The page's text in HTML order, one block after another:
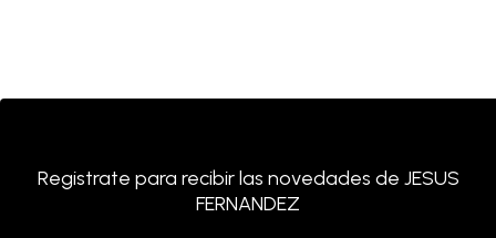
Registrate para recibir las novedades de JESUS
FERNANDEZ